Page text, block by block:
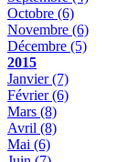
Octobre (6)
Novembre (6)
Décembre (5)
2015
Janvier(7)
Février(6)
Mars (8)
Avril (8)
Mai (6)